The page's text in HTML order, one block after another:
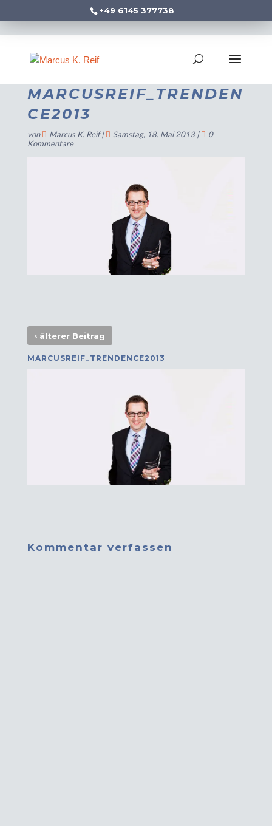
+49 6145 377738
MARCUSREIF_TRENDEN
CE2013
von Marcus K. Reif| Samstag, 18. Mai 2013|
0
Kommentare
‹älterer Beitrag
MARCUSREIF_TRENDENCE2013
Kommentar verfassen